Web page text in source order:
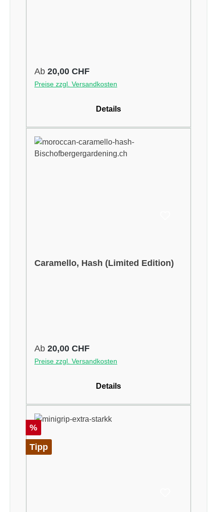
Regulärer Preis:
Ab 20,00 CHF
Preise zzgl. Versandkosten
Details
Caramello, Hash (Limited Edition)
Regulärer Preis:
Ab 20,00 CHF
Preise zzgl. Versandkosten
Details
Rabatt
%
Tipp